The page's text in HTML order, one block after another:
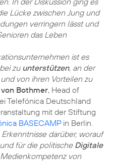
Lücke zwischen Jung und
verringern lässt und
das Leben
ist es
zuunterstützen, an der
von ihren Vorteilen zu
Bothmer, Head of
Telefónica Deutschland
mit der Stiftung
BASECAMPin Berlin.
darüber, worauf
für die politische Digitale
von